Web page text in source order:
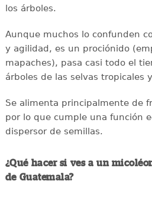
los árboles.
Aunque muchos lo confunden
y agilidad, es un prociónido
mapaches), pasa casi todo el
árboles de las selvas tropicales
Se alimenta principalmente de
por lo que cumple una función
dispersor de semillas.
¿Qué hacer si ves a un
de Guatemala?